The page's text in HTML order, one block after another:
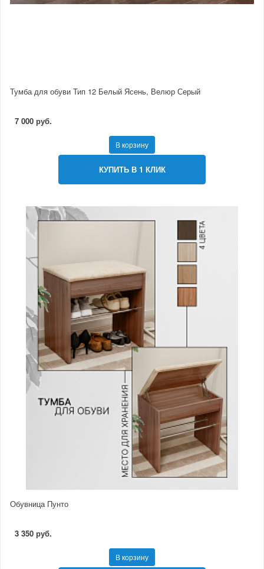
Тумба для обуви Тип 12 Белый Ясень, Велюр Серый
7 000 руб.
В корзину
КУПИТЬ В 1 КЛИК
Обувница Пунто
3 350 руб.
В корзину